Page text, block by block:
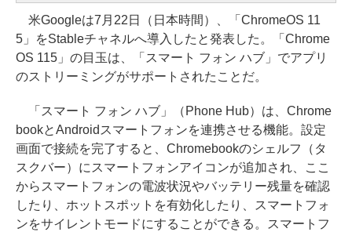
米Googleは7月22日（日本時間）、「ChromeOS 11
5」をStableチャネルへ導入したと発表した。「Chrome
OS 115」の目玉は、「スマート フォン ハブ」でアプリ
のストリーミングがサポートされたことだ。
「スマート フォン ハブ」（Phone Hub）は、Chrome
bookとAndroidスマートフォンを連携させる機能。設定
画面で接続を完了すると、Chromebookのシェルフ（タ
スクバー）にスマートフォンアイコンが追加され、ここ
からスマートフォンの電波状況やバッテリー残量を確認
したり、ホットスポットを有効化したり、スマートフォ
ンをサイレントモードにすることができる。スマートフ